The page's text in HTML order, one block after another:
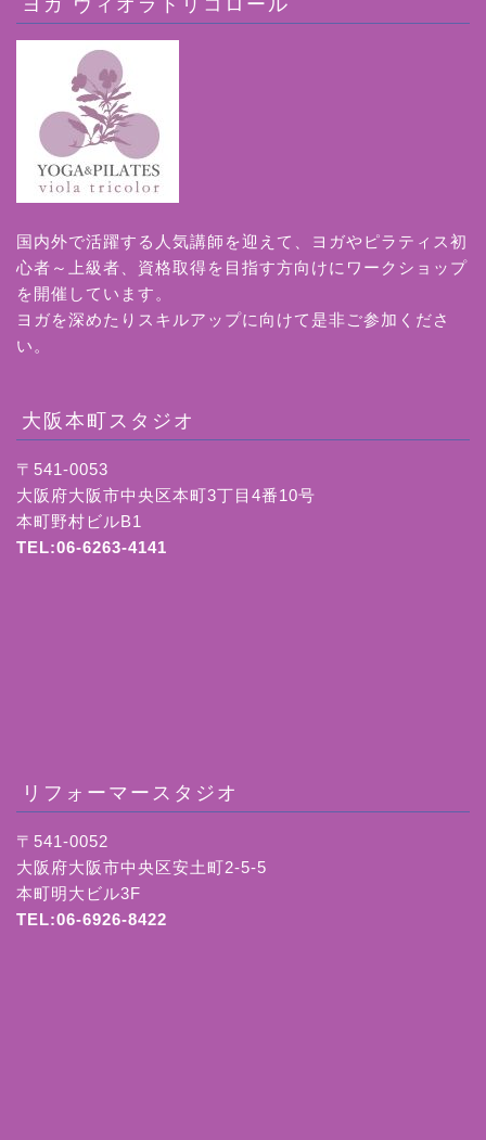
国内外で活躍する人気講師を迎えて、ヨガやピラティス初
心者～上級者、資格取得を目指す方向けにワークショップ
を開催しています。
ヨガを深めたりスキルアップに向けて是非ご参加くださ
い。
大阪本町スタジオ
〒541-0053
大阪府大阪市中央区本町3丁目4番10号
本町野村ビルB1
TEL:06-6263-4141
リフォーマースタジオ
〒541-0052
大阪府大阪市中央区安土町2-5-5
本町明大ビル3F
TEL:06-6926-8422